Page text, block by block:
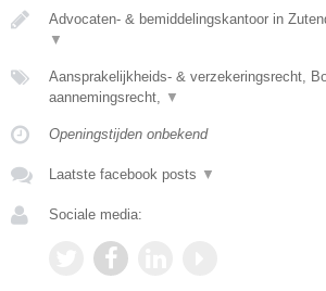
Advocaten- & bemiddelingskantoor in
▼
Aansprakelijkheids- & verzekeringsrecht,
aannemingsrecht,
▼
Openingstijden onbekend
Laatste facebook posts ▼
Sociale media: